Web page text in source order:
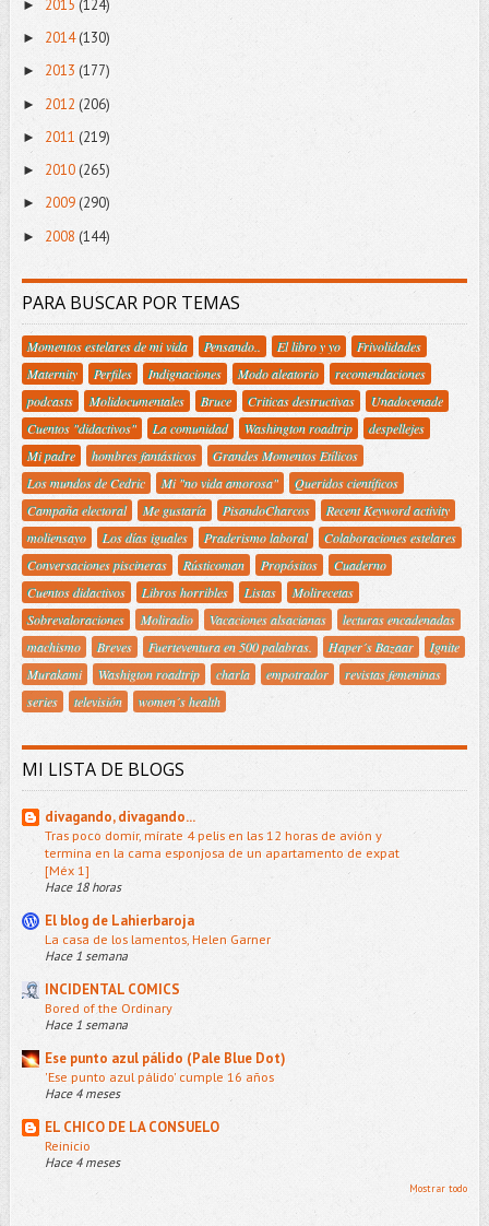
► 2015 (124)
► 2014(130)
► 2013 (177)
► 2012 (206)
► 2011 (219)
► 2010(265)
► 2009(290)
► 2008 (144)
PARA BUSCAR POR TEMAS
Momentos estelares de mi vida Pensando.. El libro y yo
Frivolidades
Maternity
Perfiles Indignaciones Modo aleatorio
recomendaciones
podcasts
Molidocumentales Bruce Criticas destructivas
Unadocenade
Cuentos "didactivos"
La comunidad Washington roadtrip
despellejes
Mi padre
hombres fantásticos
Grandes Momentos Etílicos
Los mundos de Cedric
Mi "no vida amorosa"
Queridos científicos
Campaña electoral
Me gustaría PisandoCharcos
Recent Keyword activity
moliensayo
Los días iguales Praderismo laboral
Colaboraciones estelares
Conversaciones piscineras
Rústicoman Propósitos
Cuaderno
Cuentos didactivos
Libros horribles Listas
Molirecetas
Sobrevaloraciones
Moliradio Vacaciones alsacianas
lecturas encadenadas
machismo
Breves Fuerteventura en 500 palabras. Haper´s Bazaar
Ignite
Murakami
Washigton roadtrip charla empotrador
revistas femeninas
series
televisión women´s health
MI LISTA DE BLOGS
divagando, divagando...
Tras poco domir, mírate 4 pelis en las 12 horas de avión y
termina en la cama esponjosa de un apartamento de expat
[Méx 1]
Hace 18 horas
El blog de Lahierbaroja
La casa de los lamentos, Helen Garner
Hace 1 semana
INCIDENTAL COMICS
Bored of the Ordinary
Hace 1 semana
Ese punto azul pálido (Pale Blue Dot)
'Ese punto azul pálido' cumple 16 años
Hace 4 meses
EL CHICO DE LA CONSUELO
Reinicio
Hace 4 meses
Mostrar todo